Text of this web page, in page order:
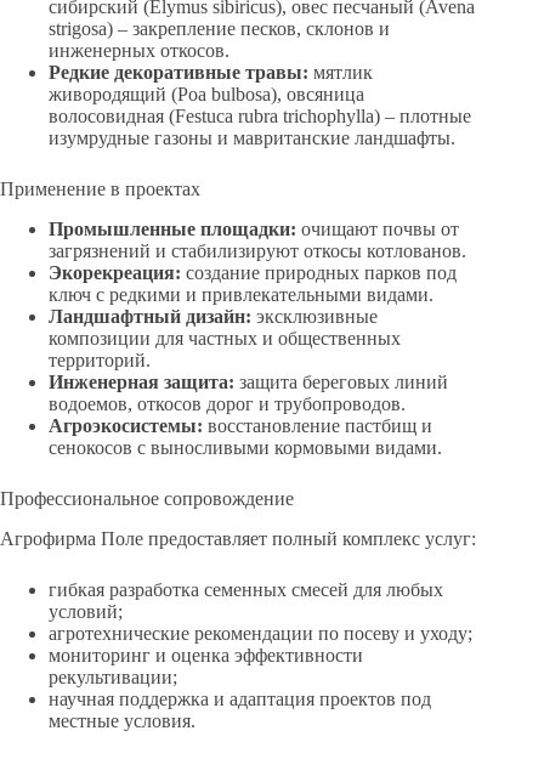
сибирский (Elymus sibiricus), овес песчаный (Avena
strigosa) – закрепление песков, склонов и
инженерных откосов.
Редкие декоративные травы: мятлик
живородящий (Poa bulbosa), овсяница
волосовидная (Festuca rubra trichophylla) – плотные
изумрудные газоны и мавританские ландшафты.
Применение в проектах
Промышленные площадки: очищают почвы от
загрязнений и стабилизируют откосы котлованов.
Экорекреация: создание природных парков под
ключ с редкими и привлекательными видами.
Ландшафтный дизайн: эксклюзивные
композиции для частных и общественных
территорий.
Инженерная защита: защита береговых линий
водоемов, откосов дорог и трубопроводов.
Агроэкосистемы: восстановление пастбищ и
сенокосов с выносливыми кормовыми видами.
Профессиональное сопровождение
Агрофирма Поле предоставляет полный комплекс услуг:
гибкая разработка семенных смесей для любых
условий;
агротехнические рекомендации по посеву и уходу;
мониторинг и оценка эффективности
рекультивации;
научная поддержка и адаптация проектов под
местные условия.